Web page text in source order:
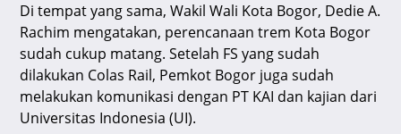
Di tempat yang sama, Wakil Wali Kota Bogor, Dedie A.
Rachim mengatakan, perencanaan trem Kota Bogor
sudah cukup matang. Setelah FS yang sudah
dilakukan Colas Rail, Pemkot Bogor juga sudah
melakukan komunikasi dengan PT KAI dan kajian dari
Universitas Indonesia (UI).